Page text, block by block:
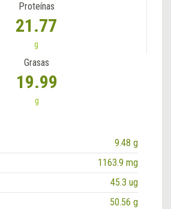
Proteínas
21.77
g
Grasas
19.99
g
9.48 g
1163.9 mg
45.3 ug
50.56 g